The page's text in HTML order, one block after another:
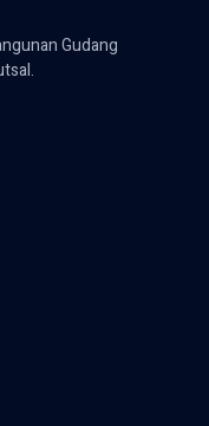
Gudang